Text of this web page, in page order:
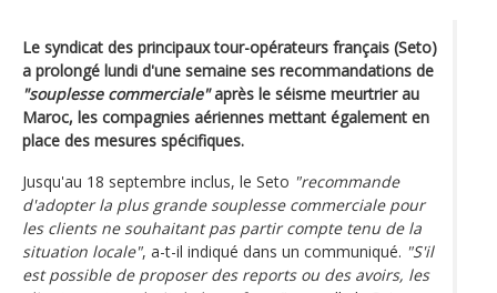
Le syndicat des principaux tour-opérateurs français (Seto)
a prolongé lundi d'une semaine ses recommandations de
"souplesse commerciale"après le séisme meurtrier au
Maroc, les compagnies aériennes mettant également en
place des mesures spécifiques.
Jusqu'au 18 septembre inclus, le Seto "recommande
d'adopter la plus grande souplesse commerciale pour
les clients ne souhaitant pas partir compte tenu de la
situation locale", a-t-il indiqué dans un communiqué. "S'il
est possible de proposer des reports ou des avoirs, les